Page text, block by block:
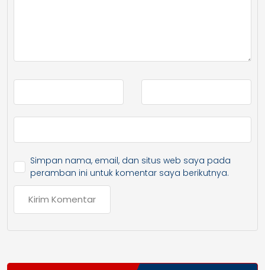
Simpan nama, email, dan situs web saya pada
peramban ini untuk komentar saya berikutnya.